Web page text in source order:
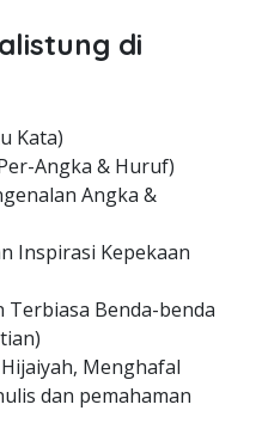
di
Kata)
Angka & Huruf)
Angka &
Inspirasi Kepekaan
Terbiasa Benda-benda
Menghafal
dan pemahaman